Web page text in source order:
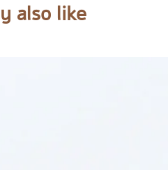
also like